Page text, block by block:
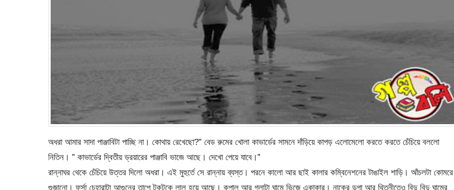
অধরা আমার সাদা পাঞ্জাবিটা পাচ্ছি না। কোথায় রেখেছো?” বেড রুমের খোলা কাভার্ডের সামনে দাঁড়িয়ে কাপড় এলোমেলো করতে করতে চেঁচিয়ে বললো
নিতিন। ” কাভার্ডের দ্বিতীয় ড্রয়ারের পাঞ্জাবি ভাজে আছে। দেখো পেয়ে যাবে।”
রান্নাঘর থেকে চেঁচিয়ে উত্তর দিলো অধরা। এই মুহুর্তে সে রান্নায় ব্যস্ত। পরনে কালো আর ছাই কালার কম্বিনেশনের টাঙাইল শাড়ি। আঁচলটা কোমরে
গুজানো। ফর্সা চেহারাটা আগুনের তাপে টকটকে লাল হয়ে আছে। কপাল আর গলাটা ঘামে ভিজে একাকার। নাকের ডগা আর থিতুনীতেও বিন্দু বিন্দু ঘামের